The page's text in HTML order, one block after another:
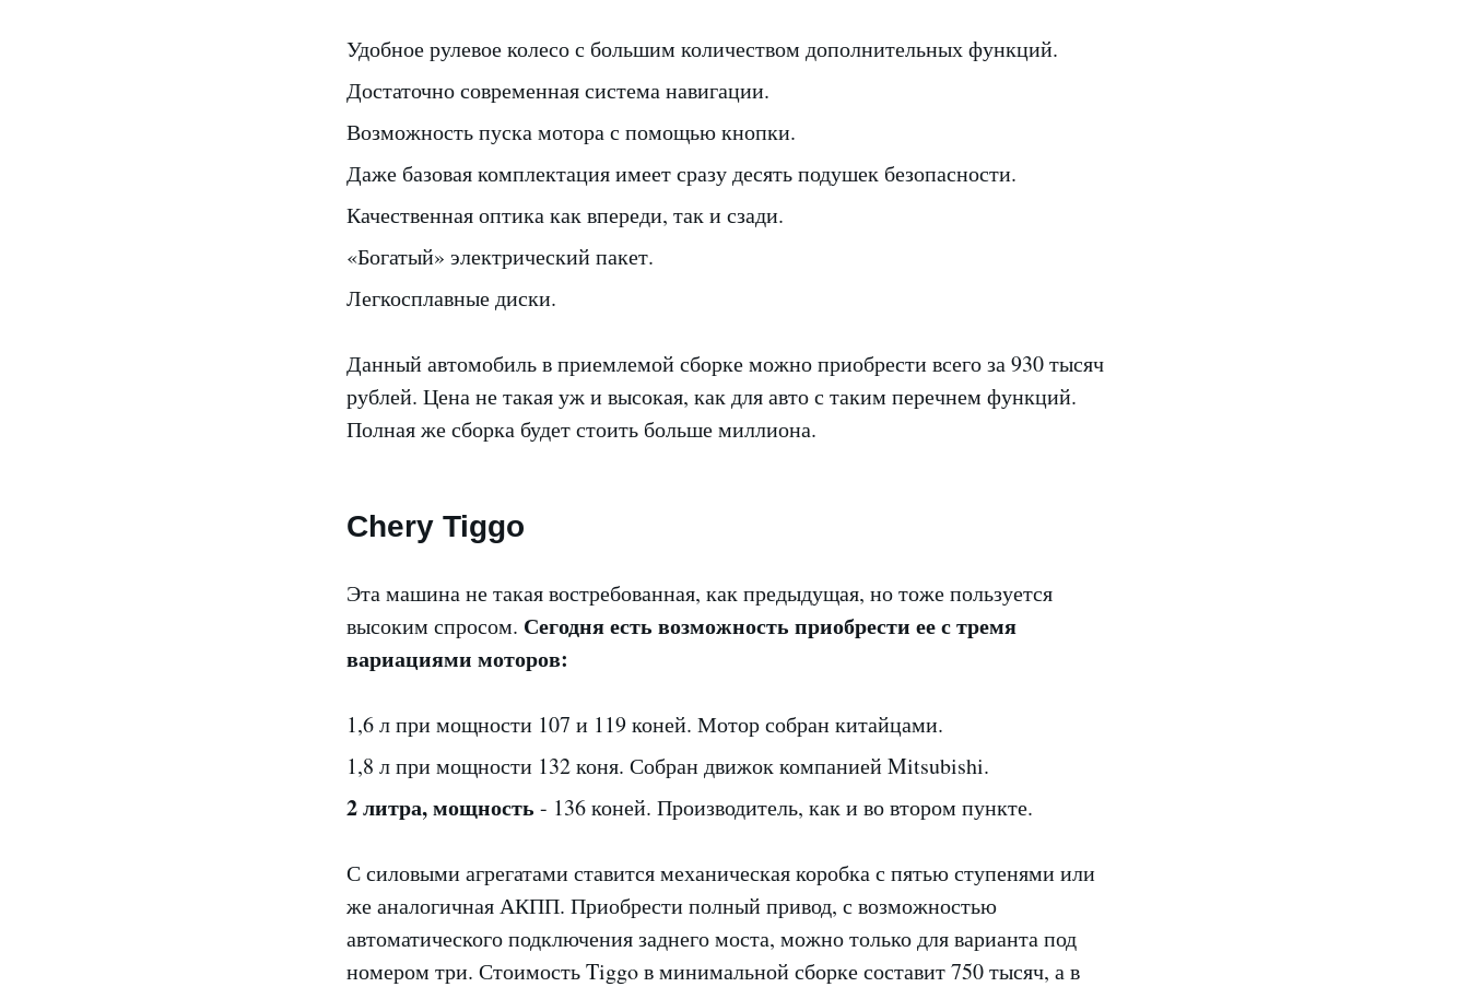
Удобное рулевое колесо с большим количеством дополнительных функций.
Достаточно современная система навигации.
Возможность пуска мотора с помощью кнопки.
Даже базовая комплектация имеет сразу десять подушек безопасности.
Качественная оптика как впереди, так и сзади.
«Богатый» электрический пакет.
Легкосплавные диски.
Данный автомобиль в приемлемой сборке можно приобрести всего за 930 тысяч
рублей. Цена не такая уж и высокая, как для авто с таким перечнем функций.
Полная же сборка будет стоить больше миллиона.
Chery Tiggo
Эта машина не такая востребованная, как предыдущая, но тоже пользуется
высоким спросом. Сегодня есть возможность приобрести ее с тремя
вариациями моторов:
1,6 л при мощности 107 и 119 коней. Мотор собран китайцами.
1,8 л при мощности 132 коня. Собран движок компанией Mitsubishi.
2 литра, мощность - 136 коней. Производитель, как и во втором пункте.
С силовыми агрегатами ставится механическая коробка с пятью ступенями или
же аналогичная АКПП. Приобрести полный привод, с возможностью
автоматического подключения заднего моста, можно только для варианта под
номером три. Стоимость Tiggo в минимальной сборке составит 750 тысяч, а в